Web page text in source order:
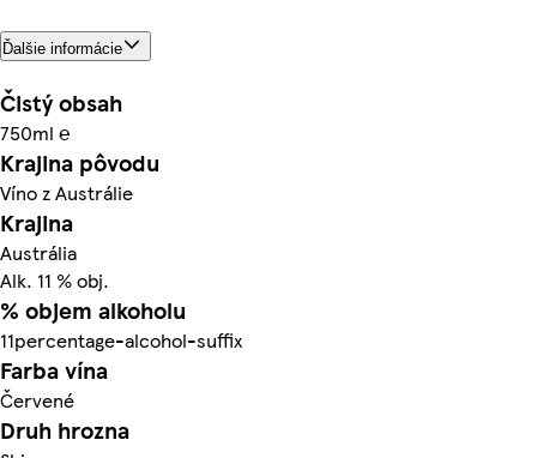
Ďalšie informácie
Čistý obsah
750ml ℮
Krajina pôvodu
Víno z Austrálie
Krajina
Austrália
Alk. 11 % obj.
% objem alkoholu
11percentage-alcohol-suffix
Farba vína
Červené
Druh hrozna